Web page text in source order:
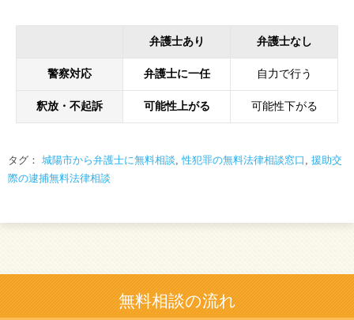
弁護士あり 弁護士なし
警察対応 弁護士に一任 自力で行う
釈放・不起訴 可能性上がる 可能性下がる
タグ： 城陽市から弁護士に無料相談,性犯罪の無料法律相談窓口 , 援助交
際の逮捕無料法律相談
無料相談の流れ